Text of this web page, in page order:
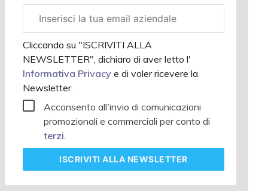
aziendale
Cliccando su "ISCRIVITI ALLA
NEWSLETTER", dichiaro di aver letto l'
Informativa Privacye di voler ricevere la
Newsletter.
Acconsento all'invio di comunicazioni
promozionali e commerciali per conto di
terzi.
ISCRIVITIALLA NEWSLETTER